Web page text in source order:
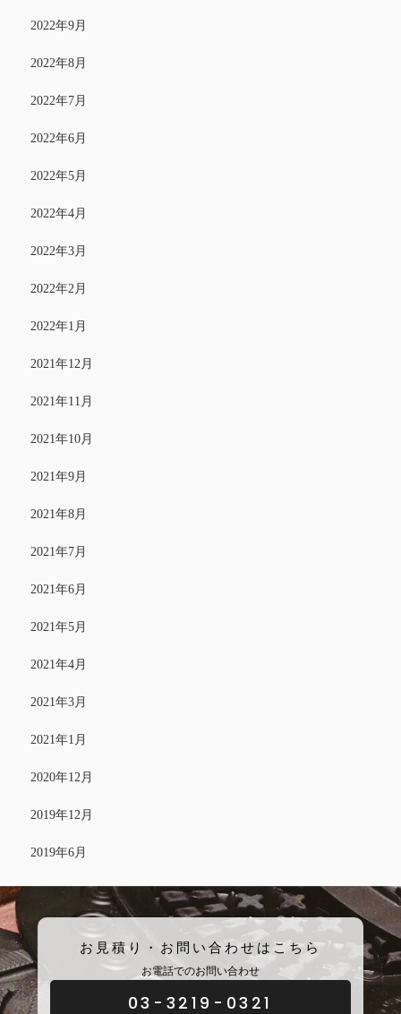
2022年9月
2022年8月
2022年7月
2022年6月
2022年5月
2022年4月
2022年3月
2022年2月
2022年1月
2021年12月
2021年11月
2021年10月
2021年9月
2021年8月
2021年7月
2021年6月
2021年5月
2021年4月
2021年3月
2021年1月
2020年12月
2019年12月
2019年6月
お見積り・お問い合わせはこちら
お電話でのお問い合わせ
03-3219-0321